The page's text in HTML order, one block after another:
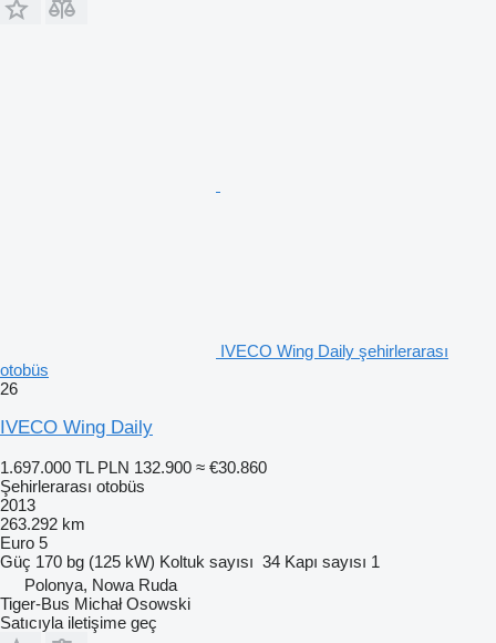
IVECO Wing Daily şehirlerarası
otobüs
26
IVECO Wing Daily
1.697.000 TL PLN 132.900 ≈ €30.860
Şehirlerarası otobüs
2013
263.292 km
Euro 5
Güç 170 bg (125 kW) Koltuk sayısı 34 Kapı sayısı 1
Polonya, Nowa Ruda
Tiger-Bus Michał Osowski
Satıcıyla iletişime geç